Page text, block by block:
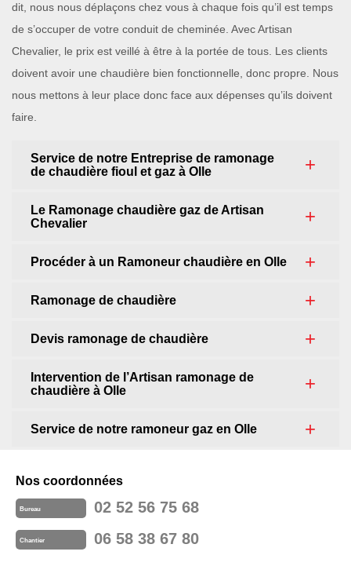
dit, nous nous déplaçons chez vous à chaque fois qu’il est temps
de s’occuper de votre conduit de cheminée. Avec Artisan
Chevalier, le prix est veillé à être à la portée de tous. Les clients
doivent avoir une chaudière bien fonctionnelle, donc propre. Nous
nous mettons à leur place donc face aux dépenses qu’ils doivent
faire.
Service de notre Entreprise de ramonage
de chaudière fioul et gaz à Olle
Le Ramonage chaudière gaz de Artisan
Chevalier
Procéder à un Ramoneur chaudière en Olle
Ramonage de chaudière
Devis ramonage de chaudière
Intervention de l’Artisan ramonage de
chaudière à Olle
Service de notre ramoneur gaz en Olle
Nos coordonnées
Bureau 02 52 56 75 68
Chantier 06 58 38 67 80